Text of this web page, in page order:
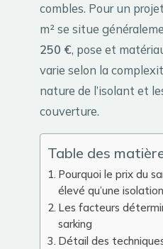
combles. Pour un
m² se situe
250 €, pose et
varie selon la
nature de l’isolant et
couverture.
Table des
Pourquoi le prix du
élevé qu’une
Les facteurs
sarking
Détail des